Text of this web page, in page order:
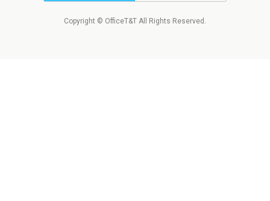
Copyright © OfficeT&T All Rights Reserved.